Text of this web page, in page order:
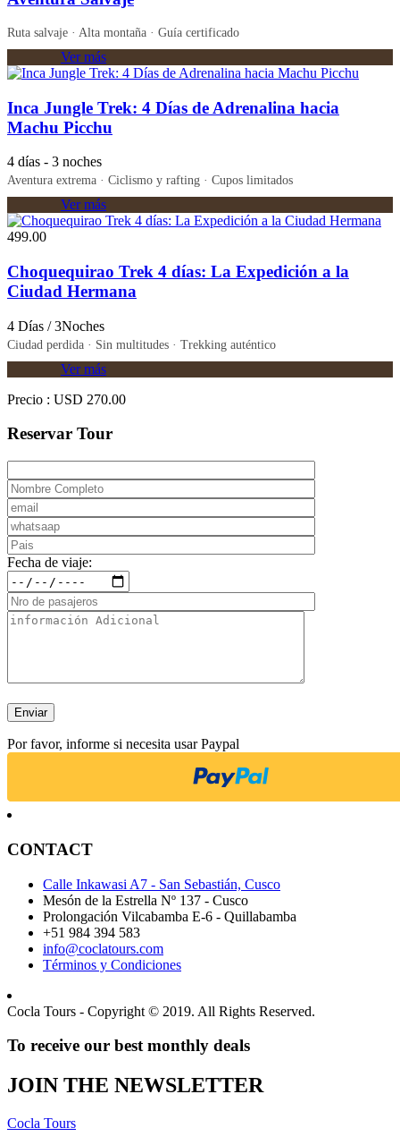
Ruta salvaje · Alta montaña · Guía certificado
Ver más
Inca Jungle Trek: 4 Días de Adrenalina hacia
Machu Picchu
4 días - 3 noches
Aventura extrema · Ciclismo y rafting · Cupos limitados
Ver más
499.00
Choquequirao Trek 4 días: La Expedición a la
Ciudad Hermana
4 Días / 3Noches
Ciudad perdida · Sin multitudes · Trekking auténtico
Ver más
Precio : USD 270.00
Reservar Tour
Fecha de viaje:
Por favor, informe si necesita usar Paypal
CONTACT
Calle Inkawasi A7 - San Sebastián, Cusco
Mesón de la Estrella Nº 137 - Cusco
Prolongación Vilcabamba E-6 - Quillabamba
+51 984 394 583
info@coclatours.com
Términos y Condiciones
Cocla Tours - Copyright © 2019. All Rights Reserved.
To receive our best monthly deals
JOIN THE NEWSLETTER
Cocla Tours